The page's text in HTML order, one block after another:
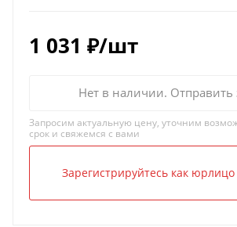
1 031 ₽/шт
Нет в наличии. Отправить
Запросим актуальную цену, уточним
срок и свяжемся с вами
Зарегистрируйтесь как